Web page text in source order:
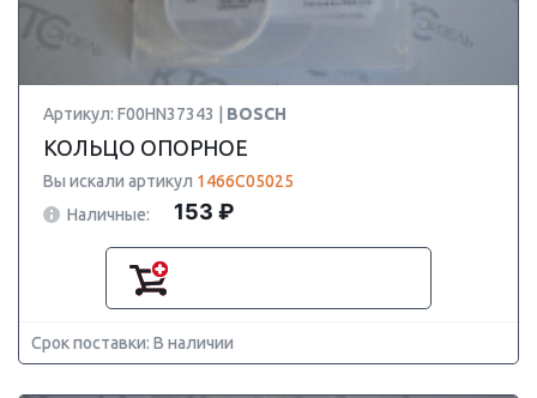
Артикул: F00HN37343 | BOSCH
КОЛЬЦО ОПОРНОЕ
Вы искали артикул 1466C05025
Наличные:
153 ₽
Срок поставки: В наличии